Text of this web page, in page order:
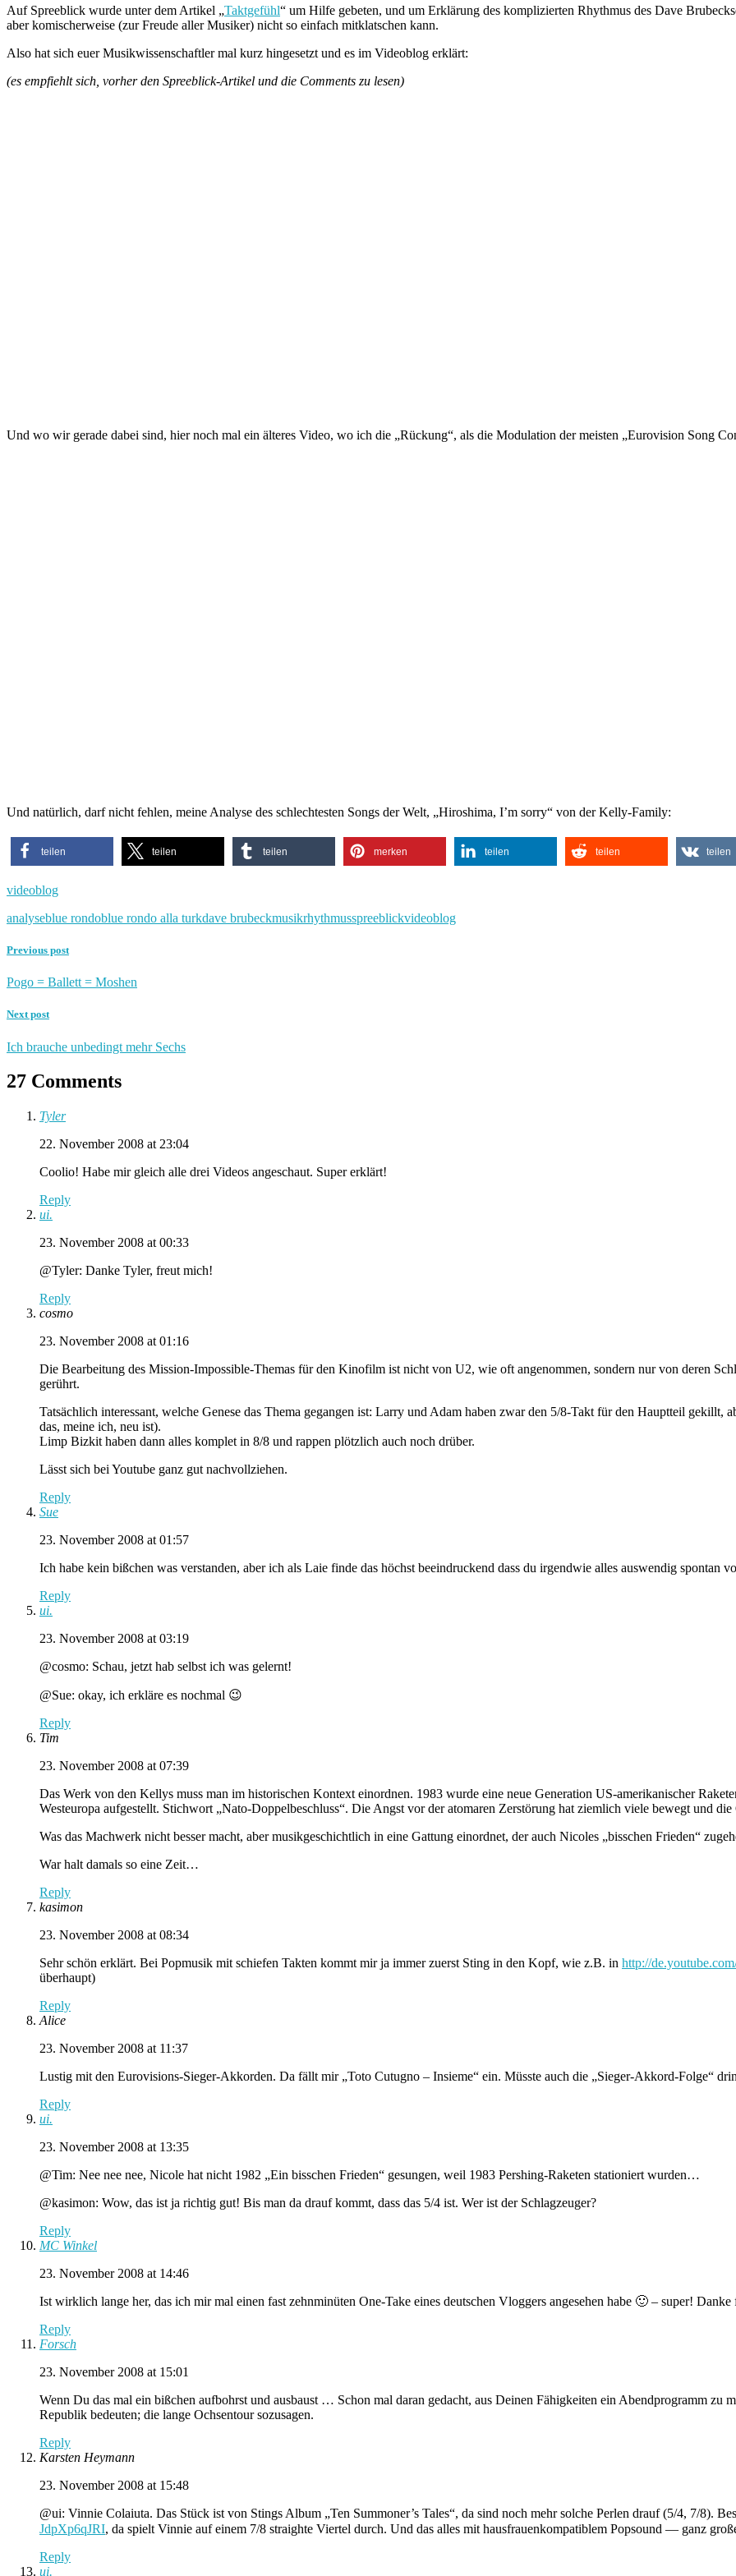
Auf Spreeblick wurde unter dem Artikel „Taktgefühl“ um Hilfe gebeten, und um Erklärung des komplizierten Rhythmus des Dave
aber komischerweise (zur Freude aller Musiker) nicht so einfach mitklatschen kann.
Also hat sich euer Musikwissenschaftler mal kurz hingesetzt und es im Videoblog erklärt:
(es empfiehlt sich, vorher den Spreeblick-Artikel und die Comments zu lesen)
Und wo wir gerade dabei sind, hier noch mal ein älteres Video, wo ich die „Rückung“, als die Modulation der meisten „Eurovision Song
Und natürlich, darf nicht fehlen, meine Analyse des schlechtesten Songs der Welt, „Hiroshima, I’m sorry“ von der Kelly-Family:
teilen teilen teilen merken teilen teilen teilen
videoblog
analyseblue rondoblue rondo alla turkdave brubeckmusikrhythmusspreeblickvideoblog
Previous post
Pogo = Ballett = Moshen
Next post
Ich brauche unbedingt mehr Sechs
27 Comments
Tyler
22. November 2008 at 23:04
Coolio! Habe mir gleich alle drei Videos angeschaut. Super erklärt!
Reply
ui.
23. November 2008 at 00:33
@Tyler: Danke Tyler, freut mich!
Reply
cosmo
23. November 2008 at 01:16
Die Bearbeitung des Mission-Impossible-Themas für den Kinofilm ist nicht von U2, wie oft angenommen, sondern nur von deren
gerührt.
Tatsächlich interessant, welche Genese das Thema gegangen ist: Larry und Adam haben zwar den 5/8-Takt für den Hauptteil gekillt,
das, meine ich, neu ist).
Limp Bizkit haben dann alles komplet in 8/8 und rappen plötzlich auch noch drüber.
Lässt sich bei Youtube ganz gut nachvollziehen.
Reply
Sue
23. November 2008 at 01:57
Ich habe kein bißchen was verstanden, aber ich als Laie finde das höchst beeindruckend dass du irgendwie alles auswendig spontan
Reply
ui.
23. November 2008 at 03:19
@cosmo: Schau, jetzt hab selbst ich was gelernt!
@Sue: okay, ich erkläre es nochmal 😉
Reply
Tim
23. November 2008 at 07:39
Das Werk von den Kellys muss man im historischen Kontext einordnen. 1983 wurde eine neue Generation US-amerikanischer
Westeuropa aufgestellt. Stichwort „Nato-Doppelbeschluss“. Die Angst vor der atomaren Zerstörung hat ziemlich viele bewegt und
Was das Machwerk nicht besser macht, aber musikgeschichtlich in eine Gattung einordnet, der auch Nicoles „bisschen Frieden“
War halt damals so eine Zeit…
Reply
kasimon
23. November 2008 at 08:34
Sehr schön erklärt. Bei Popmusik mit schiefen Takten kommt mir ja immer zuerst Sting in den Kopf, wie z.B. in http://
überhaupt)
Reply
Alice
23. November 2008 at 11:37
Lustig mit den Eurovisions-Sieger-Akkorden. Da fällt mir „Toto Cutugno – Insieme“ ein. Müsste auch die „Sieger-Akkord-Folge“
Reply
ui.
23. November 2008 at 13:35
@Tim: Nee nee nee, Nicole hat nicht 1982 „Ein bisschen Frieden“ gesungen, weil 1983 Pershing-Raketen stationiert wurden…
@kasimon: Wow, das ist ja richtig gut! Bis man da drauf kommt, dass das 5/4 ist. Wer ist der Schlagzeuger?
Reply
MC Winkel
23. November 2008 at 14:46
Ist wirklich lange her, das ich mir mal einen fast zehnminüten One-Take eines deutschen Vloggers angesehen habe 🙂 – super!
Reply
Forsch
23. November 2008 at 15:01
Wenn Du das mal ein bißchen aufbohrst und ausbaust … Schon mal daran gedacht, aus Deinen Fähigkeiten ein Abendprogramm zu
Republik bedeuten; die lange Ochsentour sozusagen.
Reply
Karsten Heymann
23. November 2008 at 15:48
@ui: Vinnie Colaiuta. Das Stück ist von Stings Album „Ten Summoner’s Tales“, da sind noch mehr solche Perlen drauf (5/4, 7/8).
JdpXp6qJRI, da spielt Vinnie auf einem 7/8 straighte Viertel durch. Und das alles mit hausfrauenkompatiblem Popsound — ganz
Reply
ui.